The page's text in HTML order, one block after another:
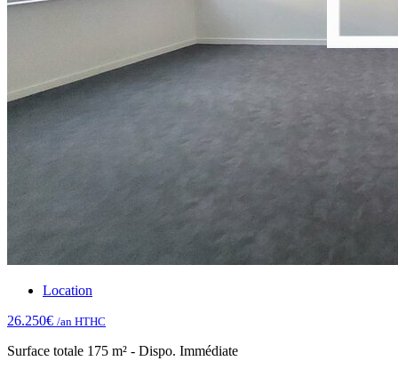
Location
26.250€ /an HTHC
Surface totale 175 m² - Dispo. Immédiate